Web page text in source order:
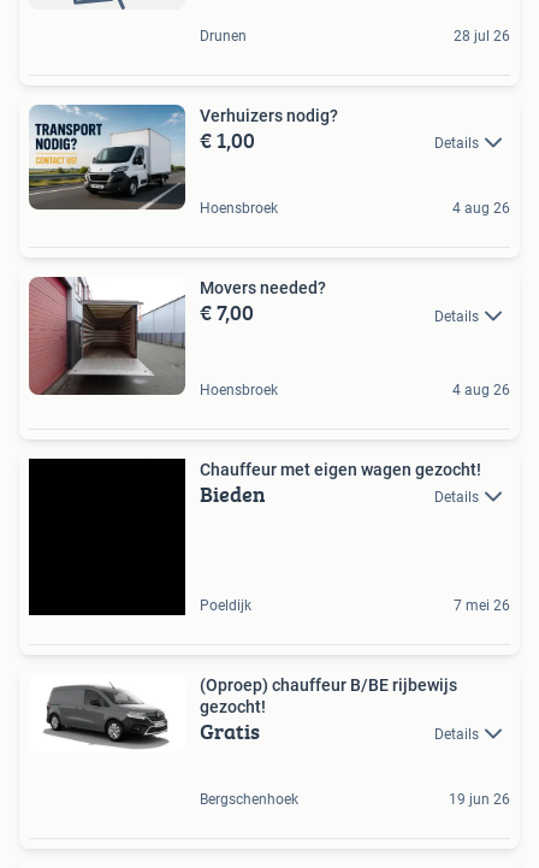
Drunen 28 jul 26
Verhuizers nodig?
€ 1,00 Details
Hoensbroek 4 aug 26
Movers needed?
€ 7,00 Details
Hoensbroek 4 aug 26
Chauffeur met eigen wagen gezocht!
Bieden Details
Poeldijk 7 mei 26
(Oproep) chauffeur B/BE rijbewijs
gezocht!
Gratis Details
Bergschenhoek 19 jun 26